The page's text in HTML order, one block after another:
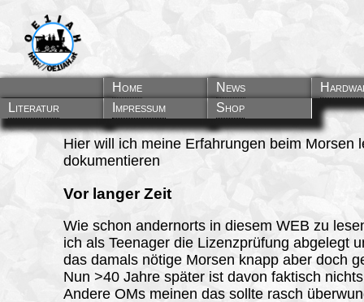
Home News
Literatur
Impressum Shop
Hier will ich meine Erfahrungen beim Morsen
dokumentieren
Vor langer Zeit
Wie schon andernorts in diesem WEB zu
ich als Teenager die Lizenzprüfung abgelegt
das damals nötige Morsen knapp aber doch
Nun >40 Jahre später ist davon faktisch
Andere OMs meinen das sollte rasch